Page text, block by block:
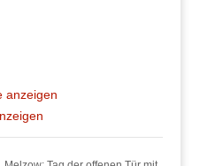
anzeigen